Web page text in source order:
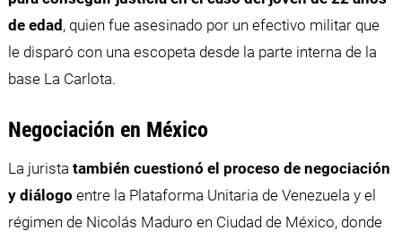
de edad, quien fue asesinado por un efectivo militar que
le disparó con una escopeta desde la parte interna de la
base La Carlota.
Negociación en México
La jurista también cuestionó el proceso de negociación
y diálogo entre la Plataforma Unitaria de Venezuela y el
régimen de Nicolás Maduro en Ciudad de México, donde